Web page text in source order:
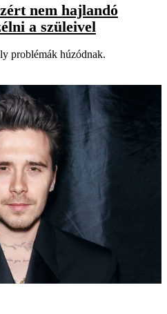
nem hajlandó
a szüleivel
problémák húzódnak.